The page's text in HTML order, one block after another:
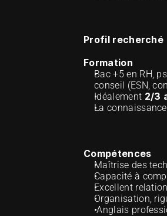
Profil recherché
Formation
Bac +5 en RH,
conseil (ESN,
Idéalement 2/3
La
Compétences
Maîtrise des
Capacité à
Excellent
Organisation,
Anglais